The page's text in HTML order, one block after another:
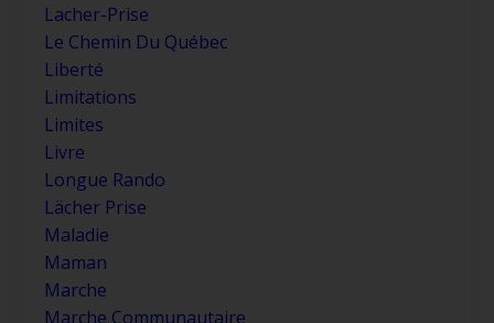
Lacher-Prise
Le Chemin Du Québec
Liberté
Limitations
Limites
Livre
Longue Rando
Lächer Prise
Maladie
Maman
Marche
Marche Communautaire